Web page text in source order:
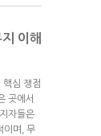
이해
핵심 쟁점
곳에서
자들은
이며, 무